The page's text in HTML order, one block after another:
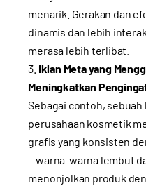
menarik. Gerakan dan
dinamis dan lebih
merasa lebih terlibat.
Iklan Meta yang
Meningkatkan
Sebagai contoh,
perusahaan kosmetik
grafis yang konsisten
—warna-warna lembut
menonjolkan produk